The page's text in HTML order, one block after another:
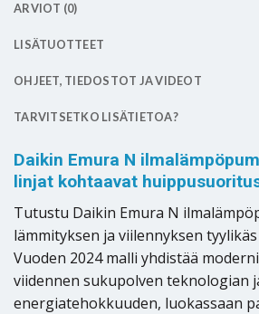
ARVIOT (0)
LISÄTUOTTEET
OHJEET, TIEDOSTOT JA VIDEOT
TARVITSETKO LISÄTIETOA?
Daikin Emura N
linjat kohtaavat
Tutustu Daikin Emura N
lämmityksen ja viilennyksen
Vuoden 2024 malli yhdistää
viidennen sukupolven teknologian
energiatehokkuuden, luokassaan